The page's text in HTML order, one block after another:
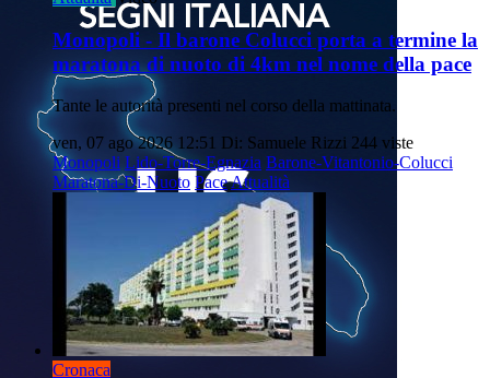
Monopoli - Il barone Colucci porta a termine la
maratona di nuoto di 4km nel nome della pace
Tante le autorità presenti nel corso della mattinata.
ven, 07 ago 2026 12:51 Di: Samuele Rizzi 244 viste
Monopoli Lido-Torre-Egnazia Barone-Vitantonio-Colucci
Maratona-Di-Nuoto PaceAttualità
Cronaca